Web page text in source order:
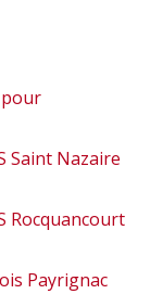
Saint Nazaire
Rocquancourt
Payrignac